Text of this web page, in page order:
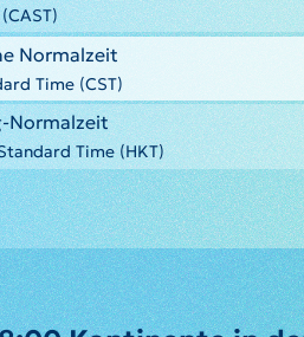
Normalzeit
Time (CST)
Normalzeit
Time (HKT)